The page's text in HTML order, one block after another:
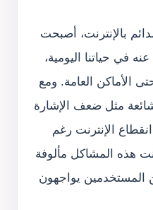
بالإنترنت، أصبحت
في حياتنا اليومية،
الأماكن العامة. ومع
مثل ضعف الإشارة
الإنترنت رغم
هذه المشاكل مألوفة
المستخدمين يواجهون